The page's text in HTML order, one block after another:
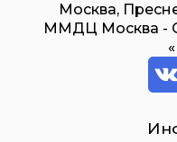
Москва,
ММДЦ Москва -